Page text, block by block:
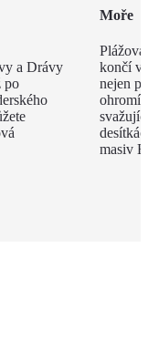
a Drávy
po
Moře
končí v
nejen
ohromí
masiv